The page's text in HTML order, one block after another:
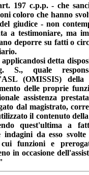
197 c.p.p. - che
coloro che hanno
giudice - non
a testimoniare, ma
deporre su fatti o
applicandosi detta
quale
(OMISSIS) della
delle proprie
assistenza
dal magistrato,
il contenuto della
quest'ultima a
indagini da esso
funzioni e
in occasione